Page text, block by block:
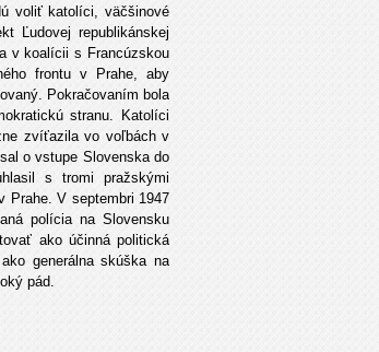
voliť katolíci, väčšinové
Ľudovej republikánskej
v koalícii s Francúzskou
frontu v Prahe, aby
Pokračovaním bola
stranu. Katolíci
zvíťazila vo voľbách v
o vstupe Slovenska do
s tromi pražskými
Prahe. V septembri 1947
polícia na Slovensku
ako účinná politická
generálna skúška na
pád.